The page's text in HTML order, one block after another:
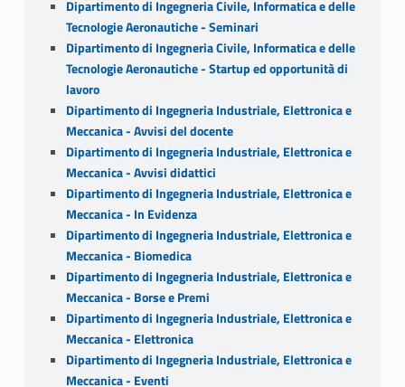
Dipartimento di Ingegneria Civile, Informatica e delle
Tecnologie Aeronautiche - Seminari
Dipartimento di Ingegneria Civile, Informatica e delle
Tecnologie Aeronautiche - Startup ed opportunità di
lavoro
Dipartimento di Ingegneria Industriale, Elettronica e
Meccanica - Avvisi del docente
Dipartimento di Ingegneria Industriale, Elettronica e
Meccanica - Avvisi didattici
Dipartimento di Ingegneria Industriale, Elettronica e
Meccanica - In Evidenza
Dipartimento di Ingegneria Industriale, Elettronica e
Meccanica - Biomedica
Dipartimento di Ingegneria Industriale, Elettronica e
Meccanica - Borse e Premi
Dipartimento di Ingegneria Industriale, Elettronica e
Meccanica - Elettronica
Dipartimento di Ingegneria Industriale, Elettronica e
Meccanica - Eventi